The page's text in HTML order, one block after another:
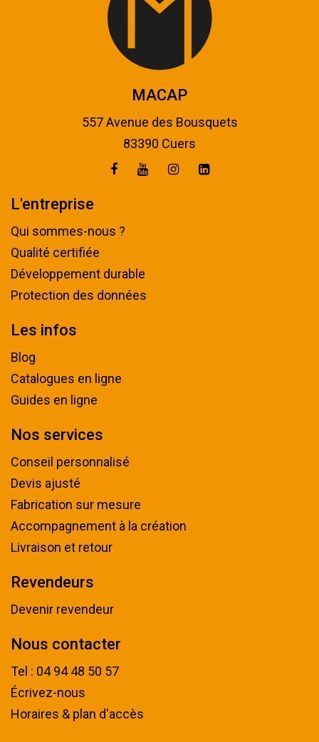
MACAP
557 Avenue des Bousquets
83390 Cuers
L'entreprise
Qui sommes-nous ?
Qualité certifiée
Développement durable
Protection des données
Les infos
Blog
Catalogues en ligne
Guides en ligne
Nos services
Conseil personnalisé
Devis ajusté
Fabrication sur mesure
Accompagnement à la création
Livraison et retour
Revendeurs
Devenir revendeur
Nous contacter
Tel : 04 94 48 50 57
Écrivez-nous
Horaires & plan d'accès